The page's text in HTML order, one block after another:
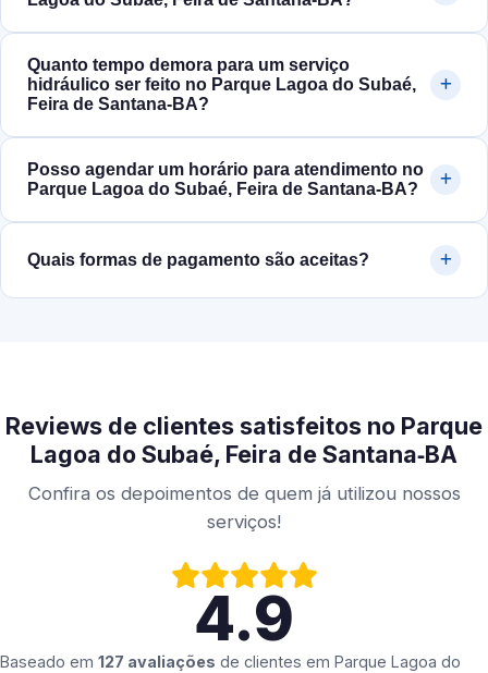
Quanto tempo demora para um serviço
hidráulico ser feito no Parque Lagoa do Subaé,
Feira de Santana‑BA?
Posso agendar um horário para atendimento no
Parque Lagoa do Subaé, Feira de Santana‑BA?
Quais formas de pagamento são aceitas?
Reviews de clientes satisfeitos no Parque
Lagoa do Subaé, Feira de Santana‑BA
Confira os depoimentos de quem já utilizou nossos
serviços!
4.9
Baseado em 127 avaliações de clientes em Parque Lagoa do